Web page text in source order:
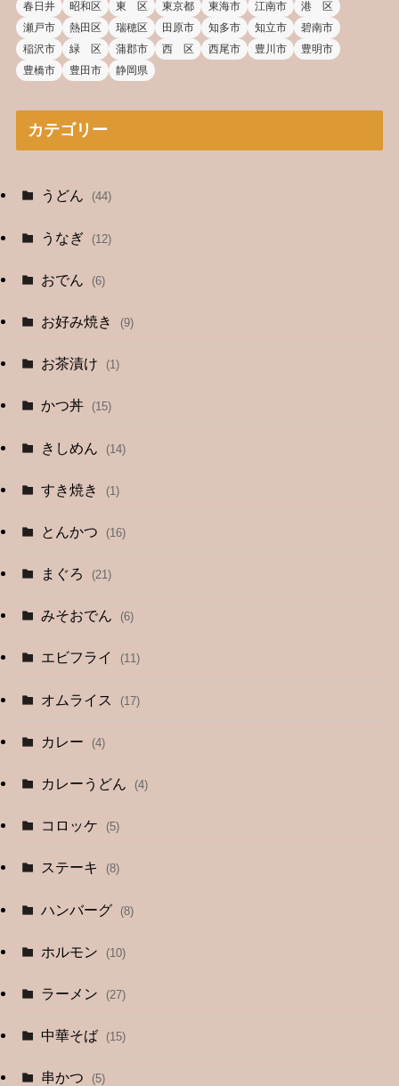
春日井
昭和区 東 区 東京都 東海市 江南市
港 区
瀬戸市
熱田区 瑞穂区 田原市 知多市 知立市
碧南市
稲沢市
緑 区 蒲郡市 西 区 西尾市 豊川市
豊明市
豊橋市
豊田市 静岡県
カテゴリー
うどん (44)
うなぎ (12)
おでん (6)
お好み焼き (9)
お茶漬け (1)
かつ丼 (15)
きしめん (14)
すき焼き (1)
とんかつ (16)
まぐろ (21)
みそおでん (6)
エビフライ (11)
オムライス (17)
カレー (4)
カレーうどん (4)
コロッケ (5)
ステーキ (8)
ハンバーグ (8)
ホルモン (10)
ラーメン (27)
中華そば (15)
串かつ (5)